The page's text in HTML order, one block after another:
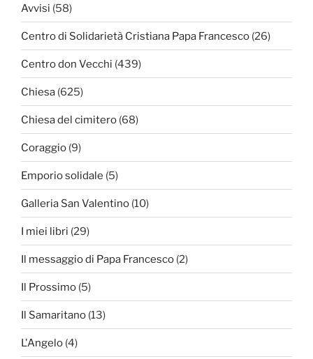
Avvisi (58)
Centro di Solidarietà Cristiana Papa Francesco (26)
Centro don Vecchi (439)
Chiesa (625)
Chiesa del cimitero (68)
Coraggio (9)
Emporio solidale (5)
Galleria San Valentino (10)
I miei libri (29)
Il messaggio di Papa Francesco (2)
Il Prossimo (5)
Il Samaritano (13)
L'Angelo (4)